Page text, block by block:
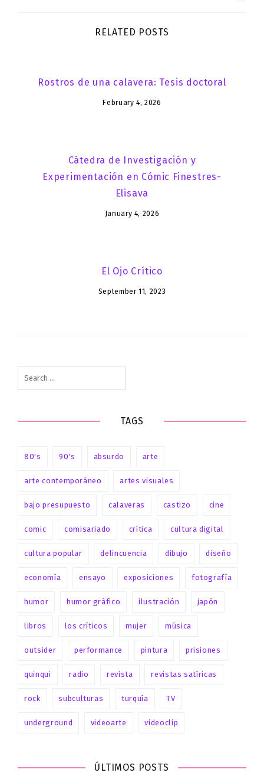
RELATED POSTS
Rostros de una calavera: Tesis doctoral
February 4, 2026
Cátedra de Investigación y
Experimentación en Cómic Finestres-
Elisava
January 4, 2026
El Ojo Crítico
September 11, 2023
for:
TAGS
80's 90's absurdo arte
arte contemporáneo artes visuales
bajo presupuesto calaveras castizo cine
comic comisariado crítica cultura digital
cultura popular delincuencia dibujo diseño
economía ensayo exposiciones fotografía
humor humor gráfico ilustración japón
libros los críticos mujer música
outsider performance pintura prisiones
quinqui radio revista revistas satíricas
rock subculturas turquía TV
underground videoarte videoclip
ÚLTIMOS POSTS